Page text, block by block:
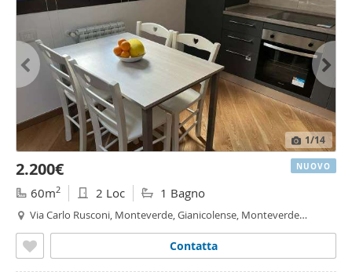
1/14
2.200€
60m2 2 Loc 1 Bagno
Via Carlo Rusconi, Monteverde, Gianicolense, Monteverde
Contatta
NUOVO